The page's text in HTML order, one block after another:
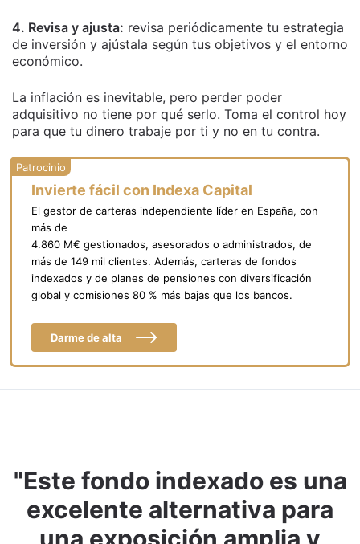
4. Revisa y ajusta: revisa periódicamente tu estrategia
de inversión y ajústala según tus objetivos y el entorno
económico.
La inflación es inevitable, pero perder poder
adquisitivo no tiene por qué serlo. Toma el control hoy
para que tu dinero trabaje por ti y no en tu contra.
Invierte fácil con Indexa Capital
El gestor de carteras independiente líder en España, con
más de
4.860 M€ gestionados, asesorados o administrados, de
más de 149 mil clientes. Además, carteras de fondos
indexados y de planes de pensiones con diversificación
global y comisiones 80 % más bajas que los bancos.
Darme de alta
"Este fondo indexado es una
excelente alternativa para
una exposición amplia y